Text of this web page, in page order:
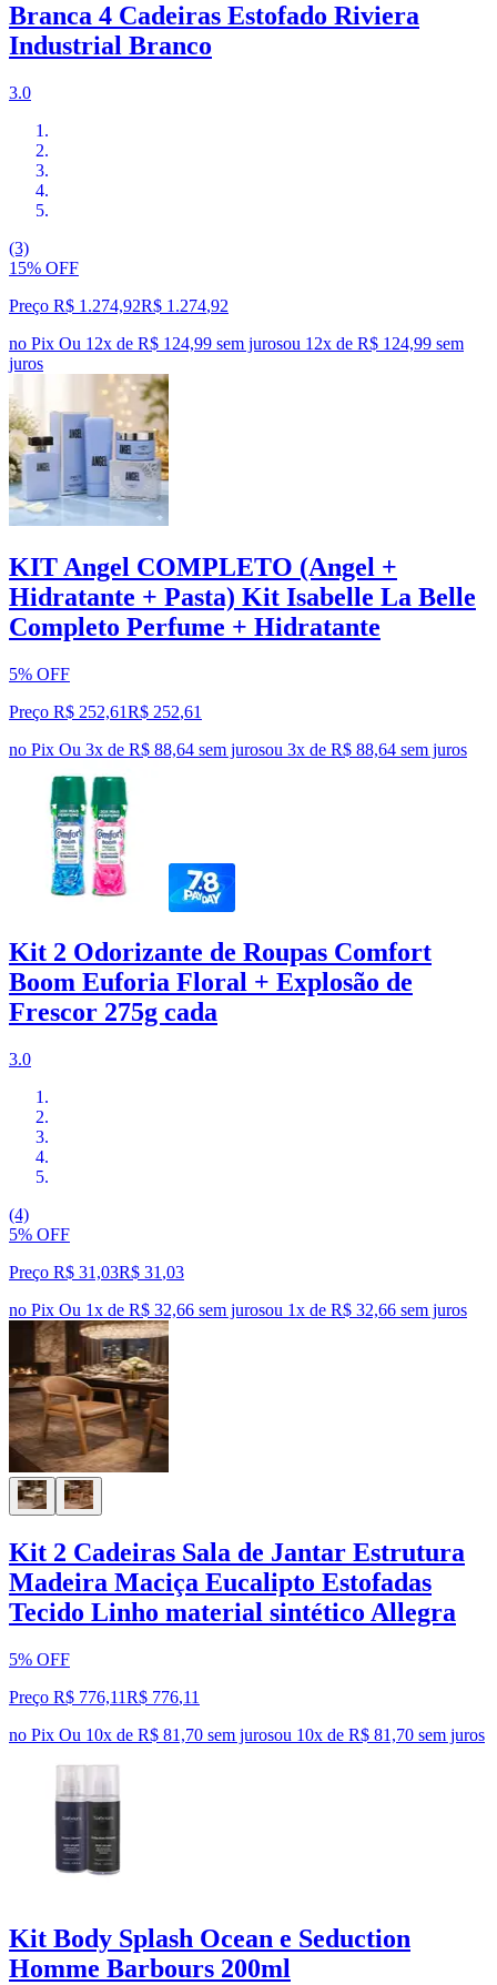
Branca 4 Cadeiras Estofado Riviera
Industrial Branco
3.0
(3)
15% OFF
Preço R$ 1.274,92R$ 1.274,92
no Pix Ou 12x de R$ 124,99 sem jurosou 12x de R$ 124,99 sem
juros
KIT Angel COMPLETO (Angel +
Hidratante + Pasta) Kit Isabelle La Belle
Completo Perfume + Hidratante
5% OFF
Preço R$ 252,61R$ 252,61
no Pix Ou 3x de R$ 88,64 sem jurosou 3x de R$ 88,64 sem juros
Kit 2 Odorizante de Roupas Comfort
Boom Euforia Floral + Explosão de
Frescor 275g cada
3.0
(4)
5% OFF
Preço R$ 31,03R$ 31 ,03
no Pix Ou 1x de R$ 32,66 sem jurosou 1x de R$ 32,66 sem juros
Kit 2 Cadeiras Sala de Jantar Estrutura
Madeira Maciça Eucalipto Estofadas
Tecido Linho material sintético Allegra
5% OFF
Preço R$ 776,11R$ 776,11
no Pix Ou 10x de R$ 81,70 sem jurosou 10x de R$ 81,70 sem juros
Kit Body Splash Ocean e Seduction
Homme Barbours 200ml